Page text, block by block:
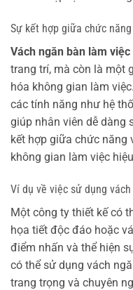
Sự kết hợp giữa chức
Vách ngăn bàn làm
trang trí, mà còn là một
hóa không gian làm
các tính năng như hệ
giúp nhân viên dễ dàng
kết hợp giữa chức năng
không gian làm việc
Ví dụ về việc sử dụng
Một công ty thiết kế có
họa tiết độc đáo hoặc
điểm nhấn và thể hiện
có thể sử dụng vách
trang trọng và chuyên